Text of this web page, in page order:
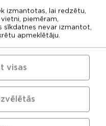
izmantotas, lai redzētu,
piemēram,
sīkdatnes nevar izmantot,
apmeklētāju.
visas